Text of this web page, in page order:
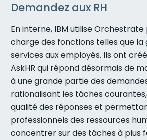
Demandez aux RH
En interne, IBM utilise
charge des fonctions telles que la
services aux employés. Ils ont
AskHR qui répond désormais de
à une grande partie des
rationalisant les tâches
qualité des réponses et
professionnels des ressources
concentrer sur des tâches à plus